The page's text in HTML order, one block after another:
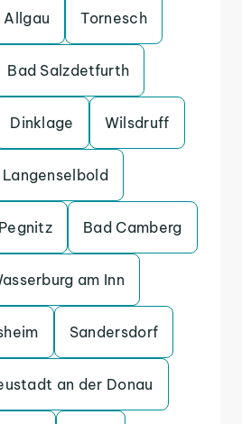
Allgau Tornesch
Bad Salzdetfurth
Dinklage Wilsdruff
Langenselbold
Pegnitz Bad Camberg
am Inn
Sandersdorf
an der Donau